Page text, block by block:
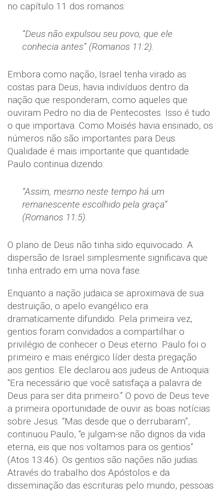
no capítulo 11 dos romanos:
“Deus não expulsou seu povo, que ele
conhecia antes” (Romanos 11:2).
Embora como nação, Israel tenha virado as
costas para Deus, havia indivíduos dentro da
nação que responderam, como aqueles que
ouviram Pedro no dia de Pentecostes. Isso é tudo
o que importava. Como Moisés havia ensinado, os
números não são importantes para Deus.
Qualidade é mais importante que quantidade.
Paulo continua dizendo:
“Assim, mesmo neste tempo há um
remanescente escolhido pela graça”
(Romanos 11:5).
O plano de Deus não tinha sido equivocado. A
dispersão de Israel simplesmente significava que
tinha entrado em uma nova fase.
Enquanto a nação judaica se aproximava de sua
destruição, o apelo evangélico era
dramaticamente difundido. Pela primeira vez,
gentios foram convidados a compartilhar o
privilégio de conhecer o Deus eterno. Paulo foi o
primeiro e mais enérgico líder desta pregação
aos gentios. Ele declarou aos judeus de Antioquia:
“Era necessário que você satisfaça a palavra de
Deus para ser dita primeiro.” O povo de Deus teve
a primeira oportunidade de ouvir as boas notícias
sobre Jesus. “Mas desde que o derrubaram”,
continuou Paulo, “e julgam-se não dignos da vida
eterna, eis que nos voltamos para os gentios”
(Atos 13:46). Os gentios são nações não judias.
Através do trabalho dos Apóstolos e da
disseminação das escrituras pelo mundo, pessoas